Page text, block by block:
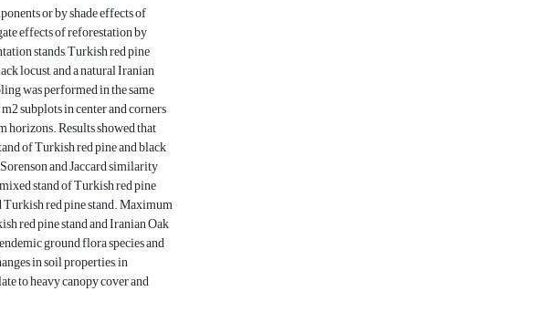
or by shade effects of
effects of reforestation by
stands, Turkish red pine
locust, and a natural Iranian
was performed in the same
subplots in center and corners
horizons. Results showed that
of Turkish red pine and black
and Jaccard similarity
stand of Turkish red pine
Turkish red pine stand. Maximum
red pine stand and Iranian Oak
ground flora species and
in soil properties, in
to heavy canopy cover and